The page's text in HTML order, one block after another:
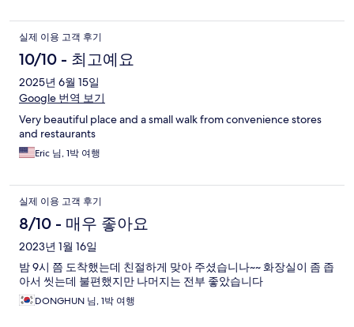
실제 이용 고객 후기
10/10 - 최고예요
2025년 6월 15일
Google 번역 보기
Very beautiful place and a small walk from convenience stores
and restaurants
Eric 님, 1박 여행
실제 이용 고객 후기
8/10 - 매우 좋아요
2023년 1월 16일
밤 9시 쯤 도착했는데 친절하게 맞아 주셨습니나~~ 화장실이 좀 좁
아서 씻는데 불편했지만 나머지는 전부 좋았습니다
DONGHUN 님, 1박 여행